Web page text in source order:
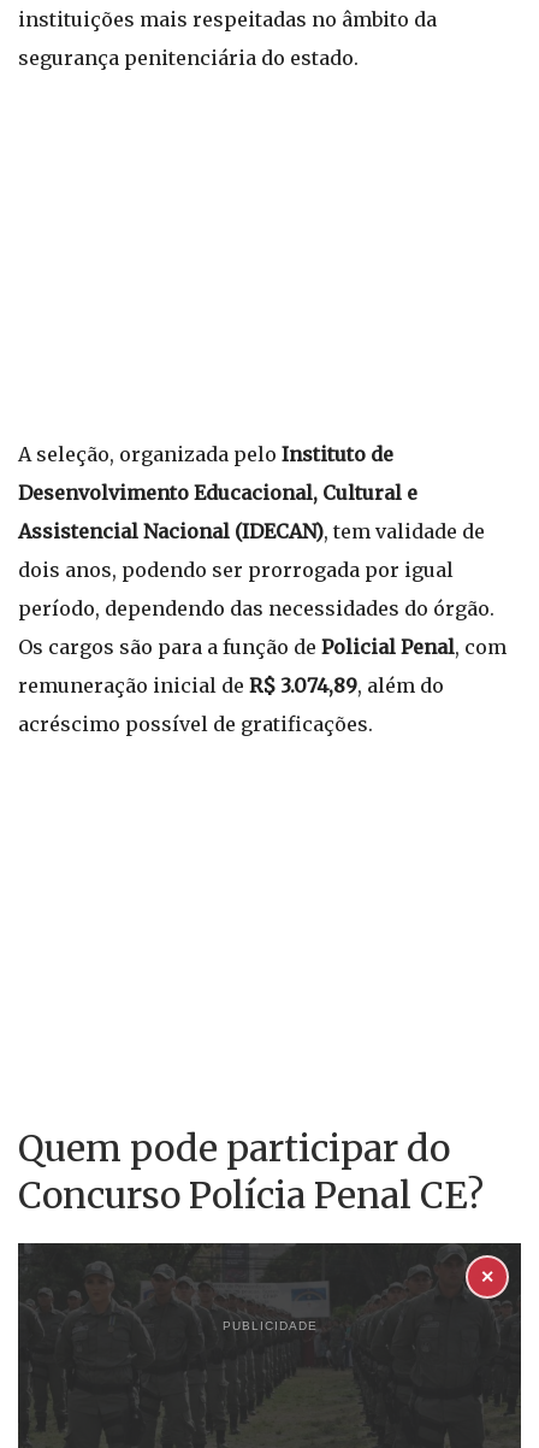
instituições mais respeitadas no âmbito da
segurança penitenciária do estado.
A seleção, organizada pelo Instituto de
Desenvolvimento Educacional, Cultural e
Assistencial Nacional (IDECAN), tem validade de
dois anos, podendo ser prorrogada por igual
período, dependendo das necessidades do órgão.
Os cargos são para a função de Policial Penal, com
remuneração inicial de R$ 3.074,89, além do
acréscimo possível de gratificações.
Quem pode participar do
Concurso Polícia Penal CE?
PUBLICIDADE
✕